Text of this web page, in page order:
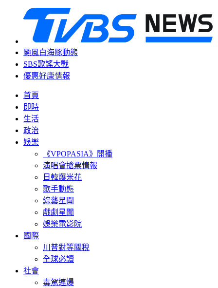
颱風白海豚動態
SBS歌謠大戰
優惠好康情報
首頁
即時
生活
政治
娛樂
《VPOPASIA》開播
演唱會搶票情報
日韓爆米花
歌手動態
綜藝星聞
戲劇星聞
娛樂電影院
國際
川普對等關稅
全球必讀
社會
毒駕連爆